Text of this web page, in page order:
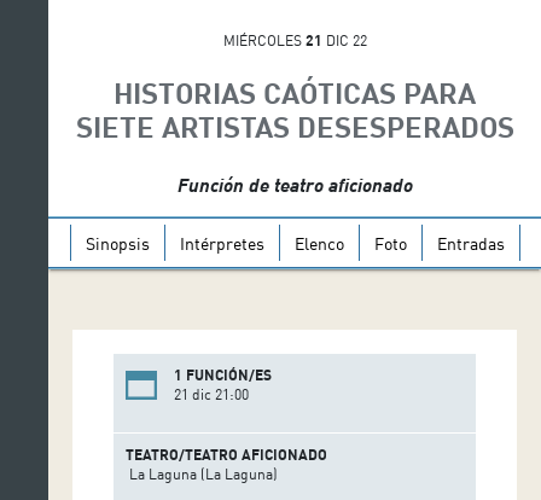
MIÉRCOLES 21 DIC 22
HISTORIAS CAÓTICAS PARA
SIETE ARTISTAS DESESPERADOS
Función de teatro aficionado
Sinopsis Intérpretes Elenco Foto Entradas
1 FUNCIÓN/ES
21 dic 21:00
TEATRO/TEATRO AFICIONADO
La Laguna (La Laguna)